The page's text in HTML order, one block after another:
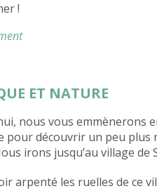
!
ET NATURE
nous vous emmènerons
pour découvrir un peu plus
irons jusqu’au village de
arpenté les ruelles de ce